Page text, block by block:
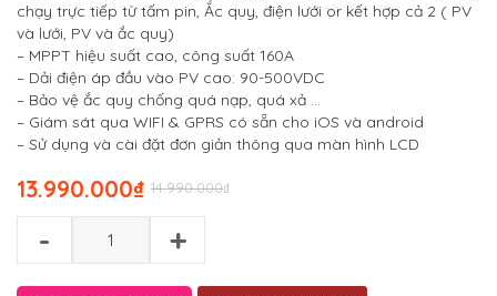
chạy trực tiếp từ tấm pin, Ắc quy, điện lưới or kết hợp cả 2 ( PV
và lưới, PV và ắc quy)
– MPPT hiệu suất cao, công suất 160A
– Dải điện áp đầu vào PV cao: 90-500VDC
– Bảo vệ ắc quy chống quá nạp, quá xả …
– Giám sát qua WIFI & GPRS có sẵn cho iOS và android
– Sử dụng và cài đặt đơn giản thông qua màn hình LCD
₫
14.990.000
₫
13.990.000
- +